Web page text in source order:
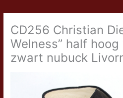
CD256 Christian
Welness” half
zwart nubuck